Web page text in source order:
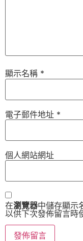
顯示名稱 *
電子郵件地址 *
個人網站網址
在瀏覽器中儲存顯示
以供下次發佈留言時